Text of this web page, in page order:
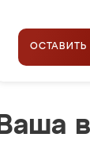
ОСТАВИТЬ
Ваша